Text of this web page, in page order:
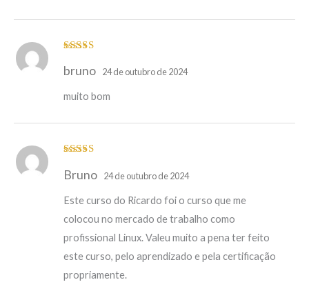
4de 5
bruno 24 de outubro de 2024
muito bom
de 5
Bruno 24 de outubro de 2024
Este curso do Ricardo foi o curso que me
colocou no mercado de trabalho como
profissional Linux. Valeu muito a pena ter feito
este curso, pelo aprendizado e pela certificação
propriamente.